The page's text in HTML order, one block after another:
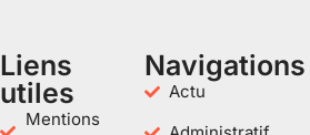
Liens
utiles
Mentions
Navigations
Actu